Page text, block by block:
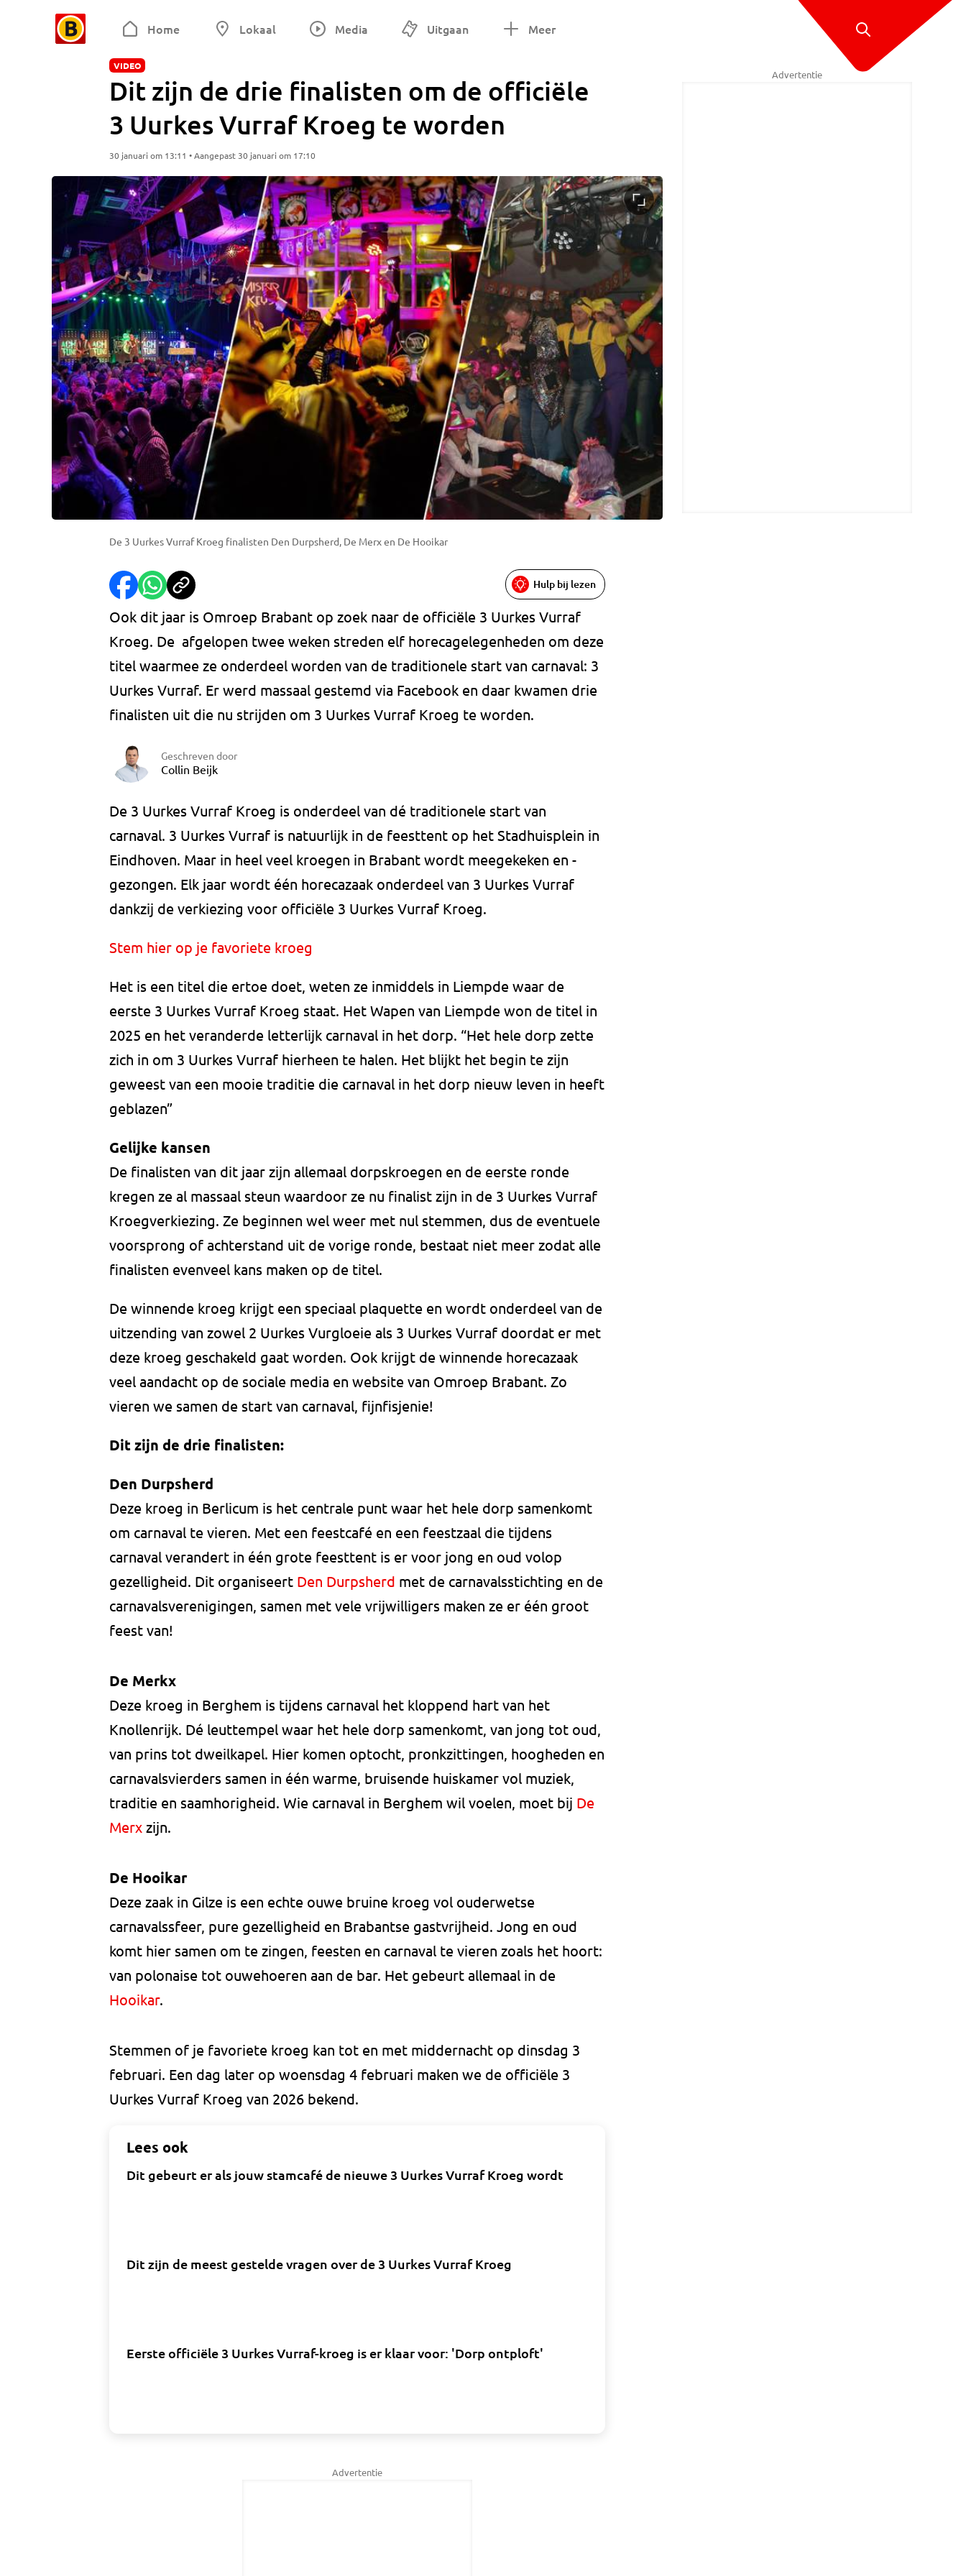
Home Lokaal Media Uitgaan Meer
VIDEO
Dit zijn de drie finalisten om de officiële
3 Uurkes Vurraf Kroeg te worden
30 januari om 13:11 • Aangepast 30 januari om 17:10
De 3 Uurkes Vurraf Kroeg finalisten Den Durpsherd, De Merx en De Hooikar
Hulp bij lezen
Ook dit jaar is Omroep Brabant op zoek naar de officiële 3 Uurkes Vurraf
Kroeg. De afgelopen twee weken streden elf horecagelegenheden om deze
titel waarmee ze onderdeel worden van de traditionele start van carnaval: 3
Uurkes Vurraf. Er werd massaal gestemd via Facebook en daar kwamen drie
finalisten uit die nu strijden om 3 Uurkes Vurraf Kroeg te worden.
Geschreven door
Collin Beijk
De 3 Uurkes Vurraf Kroeg is onderdeel van dé traditionele start van
carnaval. 3 Uurkes Vurraf is natuurlijk in de feesttent op het Stadhuisplein in
Eindhoven. Maar in heel veel kroegen in Brabant wordt meegekeken en -
gezongen. Elk jaar wordt één horecazaak onderdeel van 3 Uurkes Vurraf
dankzij de verkiezing voor officiële 3 Uurkes Vurraf Kroeg.
Stem hier op je favoriete kroeg
Het is een titel die ertoe doet, weten ze inmiddels in Liempde waar de
eerste 3 Uurkes Vurraf Kroeg staat. Het Wapen van Liempde won de titel in
2025 en het veranderde letterlijk carnaval in het dorp. “Het hele dorp zette
zich in om 3 Uurkes Vurraf hierheen te halen. Het blijkt het begin te zijn
geweest van een mooie traditie die carnaval in het dorp nieuw leven in heeft
geblazen”
Gelijke kansen
De finalisten van dit jaar zijn allemaal dorpskroegen en de eerste ronde
kregen ze al massaal steun waardoor ze nu finalist zijn in de 3 Uurkes Vurraf
Kroegverkiezing. Ze beginnen wel weer met nul stemmen, dus de eventuele
voorsprong of achterstand uit de vorige ronde, bestaat niet meer zodat alle
finalisten evenveel kans maken op de titel.
De winnende kroeg krijgt een speciaal plaquette en wordt onderdeel van de
uitzending van zowel 2 Uurkes Vurgloeie als 3 Uurkes Vurraf doordat er met
deze kroeg geschakeld gaat worden. Ook krijgt de winnende horecazaak
veel aandacht op de sociale media en website van Omroep Brabant. Zo
vieren we samen de start van carnaval, fijnfisjenie!
Dit zijn de drie finalisten:
Den Durpsherd
Deze kroeg in Berlicum is het centrale punt waar het hele dorp samenkomt
om carnaval te vieren. Met een feestcafé en een feestzaal die tijdens
carnaval verandert in één grote feesttent is er voor jong en oud volop
gezelligheid. Dit organiseert Den Durpsherd met de carnavalsstichting en de
carnavalsverenigingen, samen met vele vrijwilligers maken ze er één groot
feest van!
De Merkx
Deze kroeg in Berghem is tijdens carnaval het kloppend hart van het
Knollenrijk. Dé leuttempel waar het hele dorp samenkomt, van jong tot oud,
van prins tot dweilkapel. Hier komen optocht, pronkzittingen, hoogheden en
carnavalsvierders samen in één warme, bruisende huiskamer vol muziek,
traditie en saamhorigheid. Wie carnaval in Berghem wil voelen, moet bij De
Merx zijn.
De Hooikar
Deze zaak in Gilze is een echte ouwe bruine kroeg vol ouderwetse
carnavalssfeer, pure gezelligheid en Brabantse gastvrijheid. Jong en oud
komt hier samen om te zingen, feesten en carnaval te vieren zoals het hoort:
van polonaise tot ouwehoeren aan de bar. Het gebeurt allemaal in de
Hooikar.
Stemmen of je favoriete kroeg kan tot en met middernacht op dinsdag 3
februari. Een dag later op woensdag 4 februari maken we de officiële 3
Uurkes Vurraf Kroeg van 2026 bekend.
Lees ook
Dit gebeurt er als jouw stamcafé de nieuwe 3 Uurkes Vurraf Kroeg wordt
Dit zijn de meest gestelde vragen over de 3 Uurkes Vurraf Kroeg
Eerste officiële 3 Uurkes Vurraf-kroeg is er klaar voor: 'Dorp ontploft'
Advertentie
Advertentie